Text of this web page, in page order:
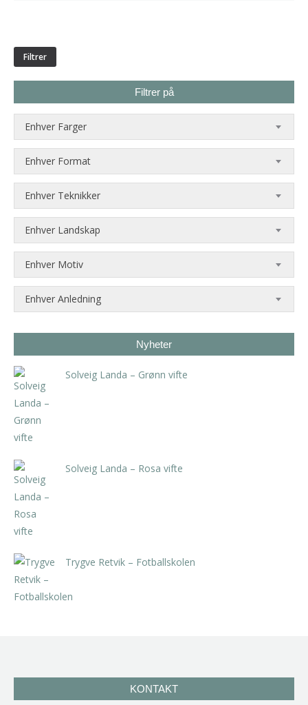
Filtrer
Filtrer på
Enhver Farger
Enhver Format
Enhver Teknikker
Enhver Landskap
Enhver Motiv
Enhver Anledning
Nyheter
Solveig Landa – Grønn vifte
Solveig Landa – Rosa vifte
Trygve Retvik – Fotballskolen
KONTAKT